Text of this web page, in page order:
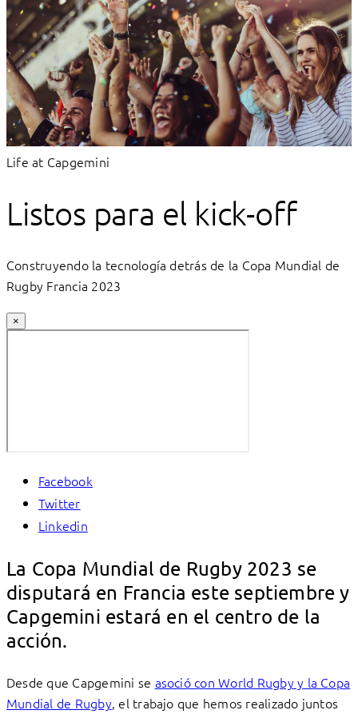
Life at Capgemini
Listos para el kick-off
Construyendo la tecnología detrás de la Copa Mundial de
Rugby Francia 2023
×
Facebook
Twitter
Linkedin
La Copa Mundial de Rugby 2023 se
disputará en Francia este septiembre y
Capgemini estará en el centro de la
acción.
Desde que Capgemini se asoció con World Rugby y la Copa
Mundial de Rugby, el trabajo que hemos realizado juntos